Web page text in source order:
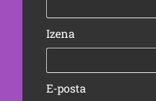
Izena
E-posta